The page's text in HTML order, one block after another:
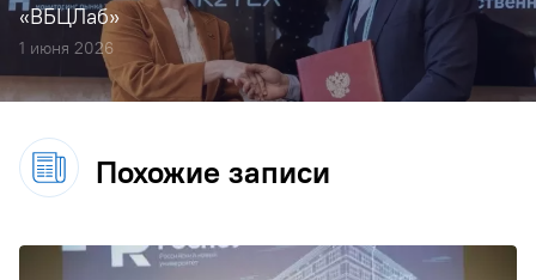
«ВБЦЛаб»
1 июня 2026
Похожие записи